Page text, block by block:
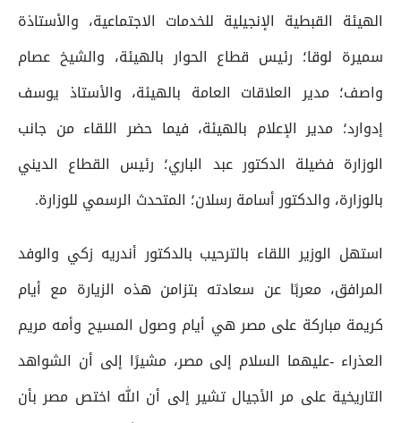
الهيئة القبطية الإنجيلية للخدمات الاجتماعية، والأستاذة
سميرة لوقا؛ رئيس قطاع الحوار بالهيئة، والشيخ عصام
واصف؛ مدير العلاقات العامة بالهيئة، والأستاذ يوسف
إدوارد؛ مدير الإعلام بالهيئة، فيما حضر اللقاء من جانب
الوزارة فضيلة الدكتور عبد الباري؛ رئيس القطاع الديني
بالوزارة، والدكتور أسامة رسلان؛ المتحدث الرسمي للوزارة.
استهل الوزير اللقاء بالترحيب بالدكتور أندريه زكي والوفد
المرافق، معربًا عن سعادته بتزامن هذه الزيارة مع أيام
كريمة مباركة على مصر هي أيام وصول المسيح وأمه مريم
العذراء -عليهما السلام إلى مصر، مشيرًا إلى أن الشواهد
التاريخية على مر الأجيال تشير إلى أن الله اختص مصر بأن